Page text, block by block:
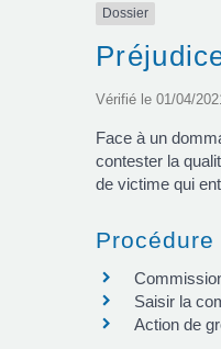
Dossier
Vérifié le 01/04/
Face à un
contester la
de victime qui
Saisir la
Action de